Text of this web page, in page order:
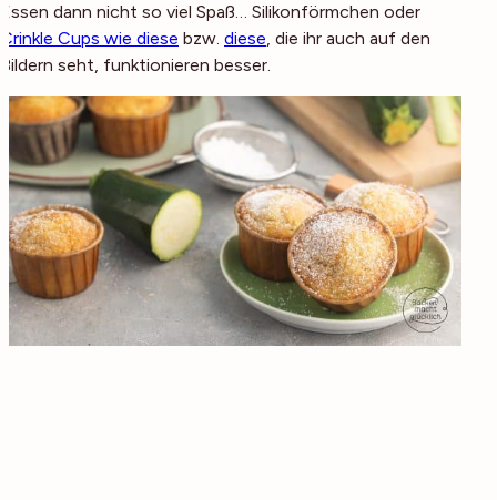
Essen dann nicht so viel Spaß… Silikonförmchen oder
Crinkle Cups wie diese bzw. diese, die ihr auch auf den
Bildern seht, funktionieren besser.